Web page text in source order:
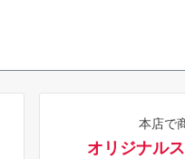
本店で
オリジナル